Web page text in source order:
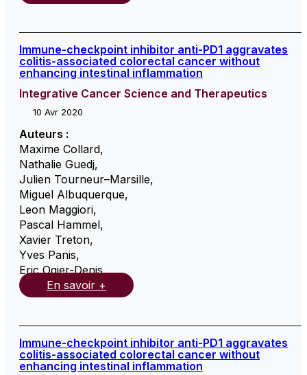
Immune-checkpoint inhibitor anti-PD1 aggravates
colitis-associated colorectal cancer without
enhancing intestinal inflammation
Integrative Cancer Science and Therapeutics
10 Avr 2020
Auteurs :
Maxime Collard,
Nathalie Guedj,
Julien Tourneur–Marsille,
Miguel Albuquerque,
Leon Maggiori,
Pascal Hammel,
Xavier Treton,
Yves Panis,
Eric Ogier-Denis,
En savoir +
Immune-checkpoint inhibitor anti-PD1 aggravates
colitis-associated colorectal cancer without
enhancing intestinal inflammation